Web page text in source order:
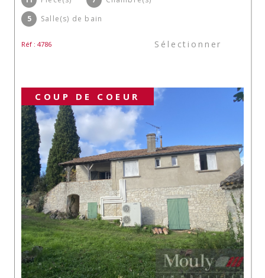
5
Salle(s) de bain
Réf : 4786 Sélectionner
COUP DE COEUR